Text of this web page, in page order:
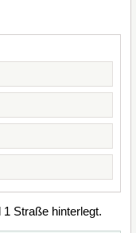
Straße hinterlegt.